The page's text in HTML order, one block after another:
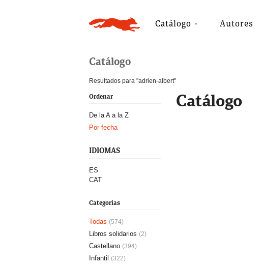
Catálogo Autores
Catálogo
Resultados para "adrien-albert"
Ordenar
De la A a la Z
Por fecha
IDIOMAS
ES
CAT
Categorías
Todas (574)
Libros solidarios (2)
Castellano (394)
Infantil (322)
Catálogo